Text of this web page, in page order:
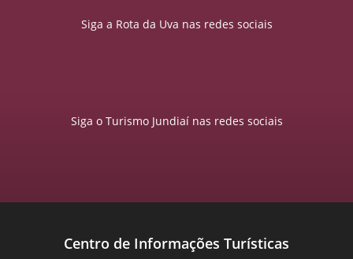
Siga a Rota da Uva nas redes sociais
Siga o Turismo Jundiaí nas redes sociais
Centro de Informações Turísticas